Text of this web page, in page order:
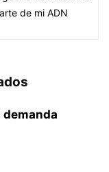
de mi ADN